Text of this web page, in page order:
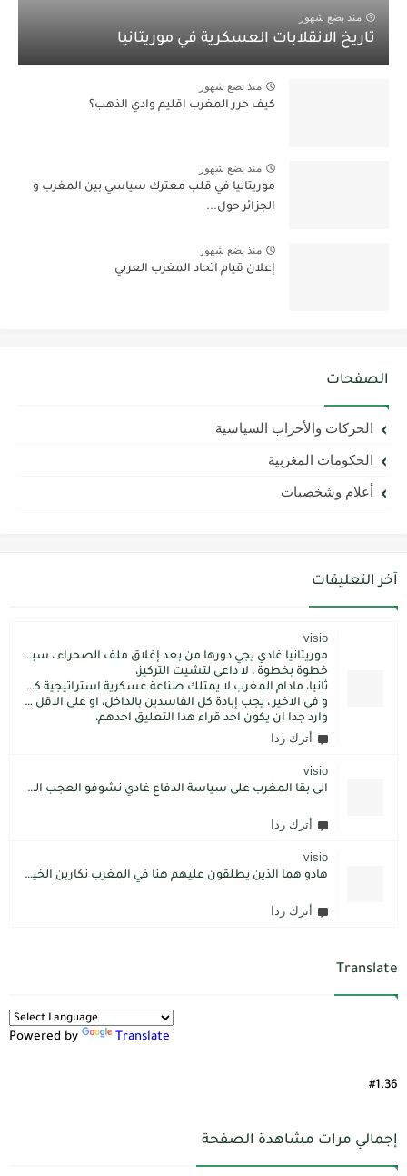
منذ بضع شهور
تاريخ الانقلابات العسكرية في موريتانيا
منذ بضع شهور
كيف حرر المغرب اقليم وادي الذهب؟
منذ بضع شهور
موريتانيا في قلب معترك سياسي بين المغرب و
الجزائر حول...
منذ بضع شهور
إعلان قيام اتحاد المغرب العربي
الصفحات
الحركات والأحزاب السياسية
الحكومات المغربية
أعلام وشخصيات
آخر التعليقات
visio
موريتانيا غادي يجي دورها من بعد إغلاق ملف الصحراء ، سبتة مليلية و الجزر،
خطوة بخطوة ، لا داعي لتشيت التركيز،
ثانيا، مادام المغرب لا يمتلك صناعة عسكرية استراتيجية كما فعل الاتراك فسيبقى داءما محل اطماع الغير،
و في الاخير ، يجب إبادة كل الفاسدين بالداخل، او على الاقل كما فعل محمد بن سلمان: قم بتسليم الاموال المنهوبة او المشنقة(حرفيا)، فقط هم بضعة آلاف ليسوا كُثر.
وارد جدا ان يكون احد قراء هدا التعليق احدهم،
أترك ردا
visio
الى بقا المغرب على سياسة الدفاع غادي نشوفو العجب المعجب من دولة الكبرانات.. دولة ما عندها تاريخ كاتسرق تراتنا ، اراضبنا و تاريخنا و حنا جالسين كانتسناو في الامم المتحدة تعطينا حل و الواقع هو كل عام مشكلتنا كاتعقد مع دولة الشر.. فرنسا اكبر شيطان من مازال حطا صبعها في شمال افريقيا، كانزيدو مشكل على مشكل اللهم كبرها تصغار .. الانسان هو لي يموت على ولادو و على ارضو
أترك ردا
visio
هادو هما الذين يطلقون عليهم هنا في المغرب نكارين الخير.كما يقول المثل المغربي دير الخير في الرجال تلقاه لاديرو فالشماتة راه يتوضر .لكن الخير دائما يعلو على الشر./.
أترك ردا
Translate
Powered by Translate
#1.36
إجمالي مرات مشاهدة الصفحة